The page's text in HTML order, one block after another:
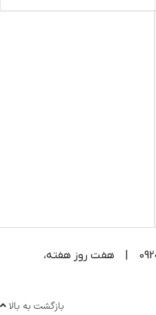
هفت روز هفته،
بازگشت به بالا